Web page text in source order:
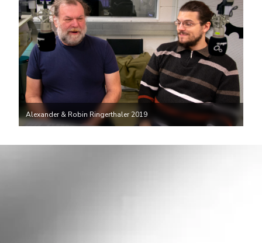
Alexander & Robin Ringerthaler 2019